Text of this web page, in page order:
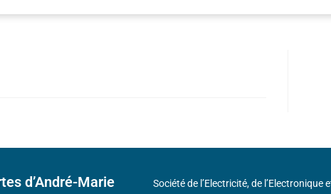
d’André-Marie
Société de l’Electricité, de